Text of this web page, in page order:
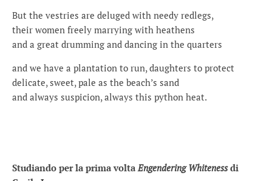
But the vestries are deluged with needy redlegs,
their women freely marrying with heathens
and a great drumming and dancing in the quarters
and we have a plantation to run, daughters to protect
delicate, sweet, pale as the beach’s sand
and always suspicion, always this python heat.
Studiando per la prima voltaEngendering Whitenessdi